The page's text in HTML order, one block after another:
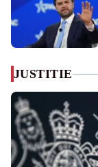
JUSTITIE